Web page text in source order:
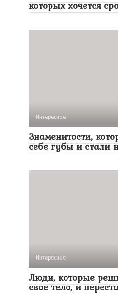
которых хочется
Интересное
Знаменитости,
себе губы и стали
Интересное
Люди, которые
свое тело, и